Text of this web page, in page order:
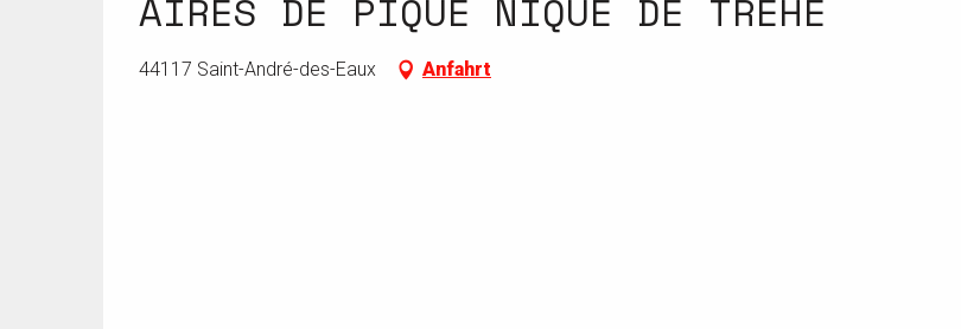
AIRES DE PIQUE NIQUE DE TRÉHÉ
44117 Saint-André-des-Eaux Anfahrt